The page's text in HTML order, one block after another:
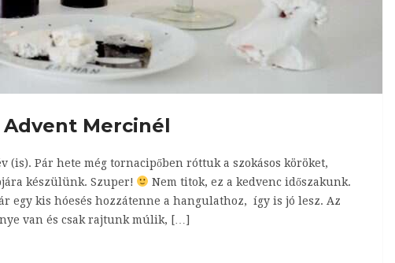
Advent Mercinél
(is). Pár hete még tornacipőben róttuk a szokásos köröket,
készülünk. Szuper!
Nem titok, ez a kedvenc időszakunk.
egy kis hóesés hozzátenne a hangulathoz, így is jó lesz. Az
van és csak rajtunk múlik, […]